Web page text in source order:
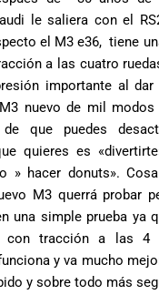
le saliera con el
el M3 e36, tiene
a las cuatro
importante al
nuevo de mil modos
que puedes
quieres es
» hacer donuts».
M3 querrá probar
una simple prueba ya
con tracción a las 4
y va mucho
y sobre todo más